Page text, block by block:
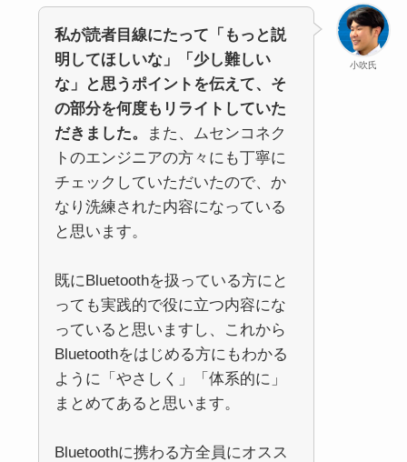
小吹氏
私が読者目線にたって「もっと説
明してほしいな」「少し難しい
な」と思うポイントを伝えて、そ
の部分を何度もリライトしていた
だきました。
また、ムセンコネク
トのエンジニアの方々にも丁寧に
チェックしていただいたので、か
なり洗練された内容になっている
と思います。
既にBluetoothを扱っている方にと
っても実践的で役に立つ内容にな
っていると思いますし、これから
Bluetoothをはじめる方にもわかる
ように「やさしく」「体系的に」
まとめてあると思います。
Bluetoothに携わる方全員にオスス